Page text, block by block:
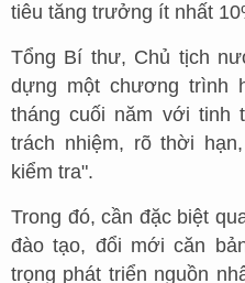
tiêu tăng trưởng ít nhất
Tổng Bí thư, Chủ tịch
dựng một chương trình
tháng cuối năm với tinh
trách nhiệm, rõ thời
kiểm tra".
Trong đó, cần đặc biệt
đào tạo, đổi mới căn
trọng phát triển nguồn